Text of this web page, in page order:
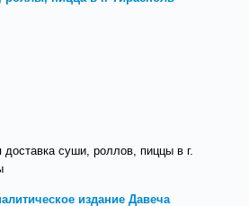
доставка суши, роллов, пиццы в г.
издание Давеча